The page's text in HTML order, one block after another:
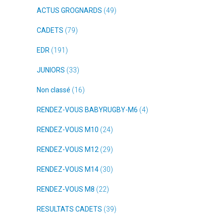
ACTUS GROGNARDS (49)
CADETS (79)
EDR (191)
JUNIORS (33)
Non classé (16)
RENDEZ-VOUS BABYRUGBY-M6 (4)
RENDEZ-VOUS M10 (24)
RENDEZ-VOUS M12 (29)
RENDEZ-VOUS M14 (30)
RENDEZ-VOUS M8 (22)
RESULTATS CADETS (39)